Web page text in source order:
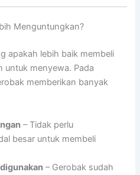
Menguntungkan?
apakah lebih baik membeli
untuk menyewa. Pada
memberikan banyak
– Tidak perlu
besar untuk membeli
– Gerobak sudah